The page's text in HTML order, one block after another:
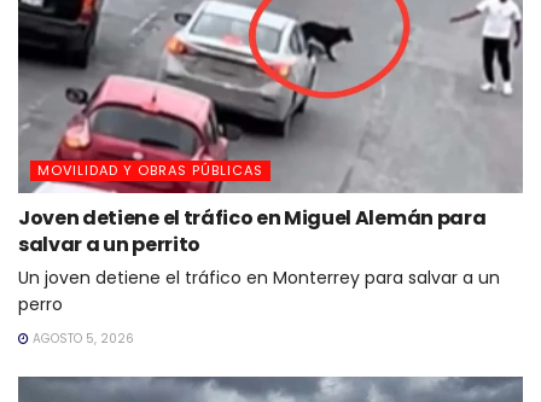
MOVILIDAD Y OBRAS PÚBLICAS
Joven detiene el tráfico en Miguel Alemán para
salvar a un perrito
Un joven detiene el tráfico en Monterrey para salvar a un
perro
AGOSTO 5, 2026